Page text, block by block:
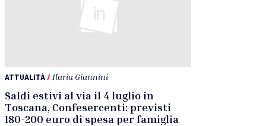
ATTUALITÀ/ Ilaria Giannini
Saldi estivi al via il 4 luglio in
Toscana, Confesercenti: previsti
180-200 euro di spesa per famiglia